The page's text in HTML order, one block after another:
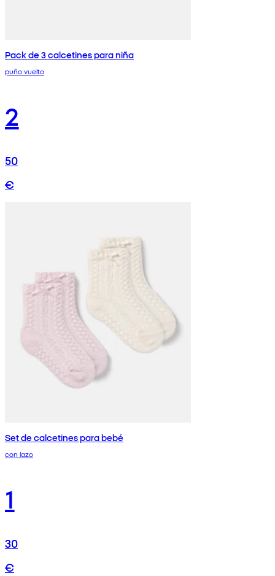
Pack de 3 calcetines para niña
puño vuelto
2
50
€
Set de calcetines para bebé
con lazo
1
30
€